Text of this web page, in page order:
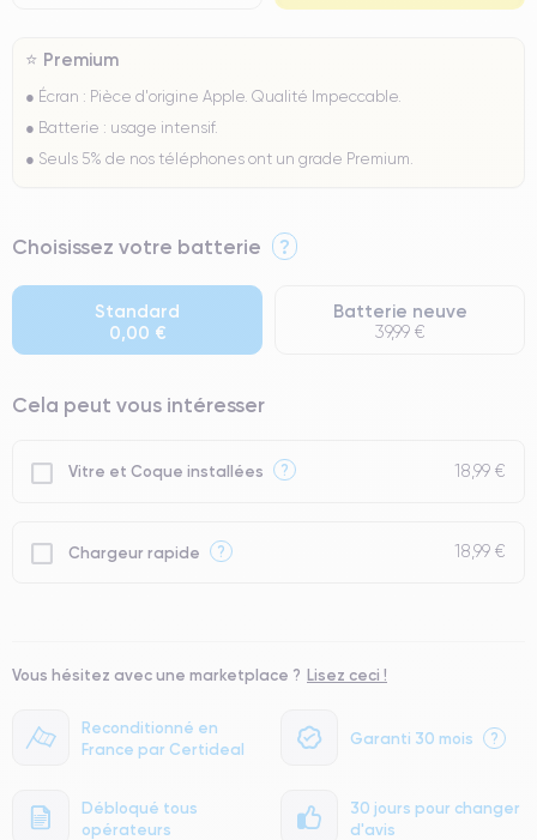
Reconditionné en
France par Certideal
Garanti 30 mois ?
Débloqué tous
opérateurs
30 jours pour changer
d'avis
⭐ Premium
● Écran : Pièce d'origine Apple. Qualité Impeccable.
● Batterie : usage intensif.
● Seuls 5% de nos téléphones ont un grade Premium.
Choisissez votre batterie ?
Standard
0,00 €
Batterie neuve
39,99 €
Cela peut vous intéresser
Vitre et Coque installées ? 18,99 €
Chargeur rapide ? 18,99 €
Vous hésitez avec une marketplace ? Lisez ceci !